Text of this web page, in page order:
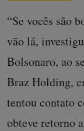
“Se vocês são
vão lá,
Bolsonaro, ao
Braz Holding,
tentou contato
obteve retorno